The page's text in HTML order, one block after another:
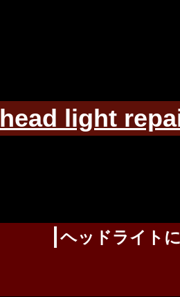
head light
ヘッドライト